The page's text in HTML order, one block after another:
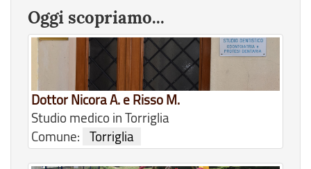
Oggi scopriamo...
Dottor Nicora A. e Risso M.
Studio medico in Torriglia
Comune: Torriglia